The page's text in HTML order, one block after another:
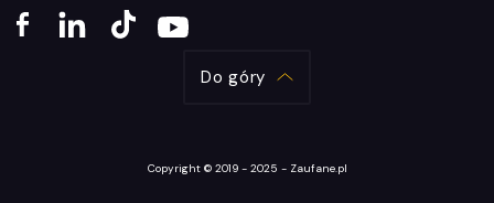
Copyright © 2019 - 2025 - Zaufane.pl
Do góry